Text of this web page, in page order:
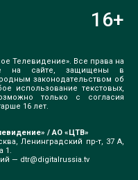
Телевидение». Все права на
на сайте, защищены в
законодательством об
использование текстовых,
только с согласия
16 лет.
/ АО «ЦТВ»
Ленинградский пр-т, 37 А,
1.
— dtr@digitalrussia.tv
16+